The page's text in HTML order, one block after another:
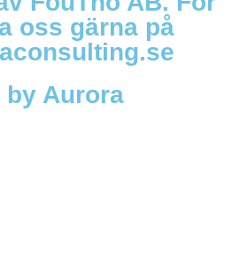
oss gärna på
Aurora